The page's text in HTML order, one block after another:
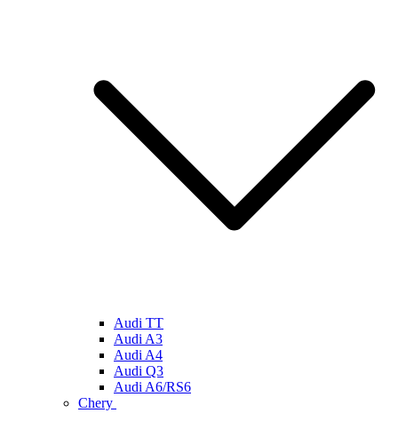
Audi TT
Audi A3
Audi A4
Audi Q3
Audi A6/RS6
Chery